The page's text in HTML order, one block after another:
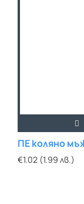
ПЕ коляно
€1.02 (1.99 лв.)